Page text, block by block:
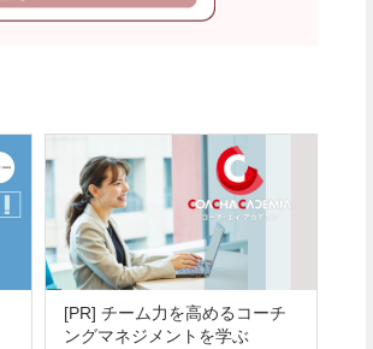
[PR] チーム力を高めるコーチ
ングマネジメントを学ぶ